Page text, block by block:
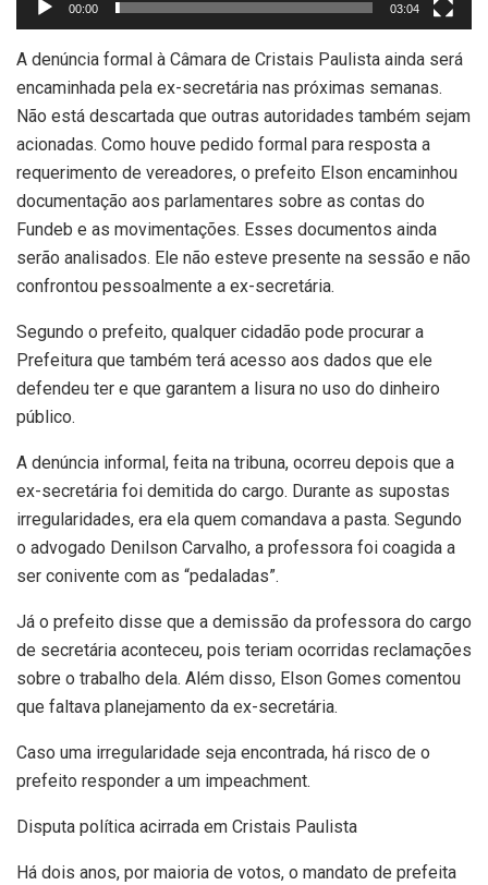
00:00 03:04
A denúncia formal à Câmara de Cristais Paulista ainda será
encaminhada pela ex-secretária nas próximas semanas.
Não está descartada que outras autoridades também sejam
acionadas. Como houve pedido formal para resposta a
requerimento de vereadores, o prefeito Elson encaminhou
documentação aos parlamentares sobre as contas do
Fundeb e as movimentações. Esses documentos ainda
serão analisados. Ele não esteve presente na sessão e não
confrontou pessoalmente a ex-secretária.
Segundo o prefeito, qualquer cidadão pode procurar a
Prefeitura que também terá acesso aos dados que ele
defendeu ter e que garantem a lisura no uso do dinheiro
público.
A denúncia informal, feita na tribuna, ocorreu depois que a
ex-secretária foi demitida do cargo. Durante as supostas
irregularidades, era ela quem comandava a pasta. Segundo
o advogado Denilson Carvalho, a professora foi coagida a
ser conivente com as “pedaladas”.
Já o prefeito disse que a demissão da professora do cargo
de secretária aconteceu, pois teriam ocorridas reclamações
sobre o trabalho dela. Além disso, Elson Gomes comentou
que faltava planejamento da ex-secretária.
Caso uma irregularidade seja encontrada, há risco de o
prefeito responder a um impeachment.
Disputa política acirrada em Cristais Paulista
Há dois anos, por maioria de votos, o mandato de prefeita